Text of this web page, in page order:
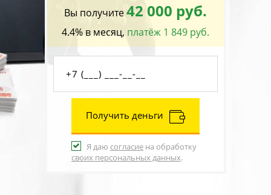
Вы получите42 000 руб.
4.4% в месяц, платёж 1 849 руб.
Получить деньги
Я даю согласие на обработку
своих персональных данных.